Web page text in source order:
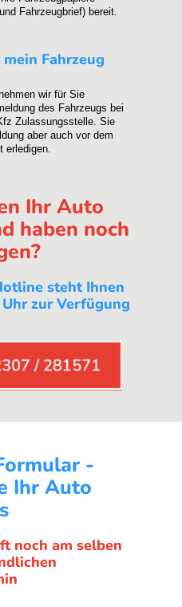
Fahrzeugbrief) bereit.
Fahrzeug
wir für Sie
des Fahrzeugs bei
Zulassungsstelle. Sie
aber auch vor dem
erledigen.
Ihr Auto
haben noch
steht Ihnen
zur Verfügung
/ 281571
-
Ihr Auto
noch am selben